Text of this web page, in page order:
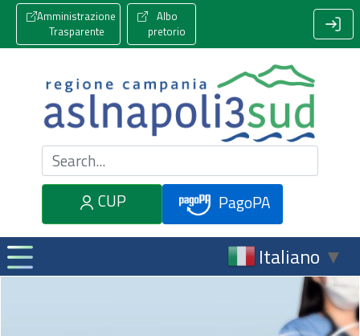
Amministrazione
Trasparente
Albo
pretorio
Cerca nel sito
CUP
PagoPA
Italiano ▼